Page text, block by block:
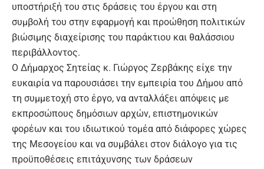
υποστήριξή του στις δράσεις του έργου και στη
συμβολή του στην εφαρμογή και προώθηση πολιτικών
βιώσιμης διαχείρισης του παράκτιου και θαλάσσιου
περιβάλλοντος.
Ο Δήμαρχος Σητείας κ. Γιώργος Ζερβάκης είχε την
ευκαιρία να παρουσιάσει την εμπειρία του Δήμου από
τη συμμετοχή στο έργο, να ανταλλάξει απόψεις με
εκπροσώπους δημόσιων αρχών, επιστημονικών
φορέων και του ιδιωτικού τομέα από διάφορες χώρες
της Μεσογείου και να συμβάλει στον διάλογο για τις
προϋποθέσεις επιτάχυνσης των δράσεων